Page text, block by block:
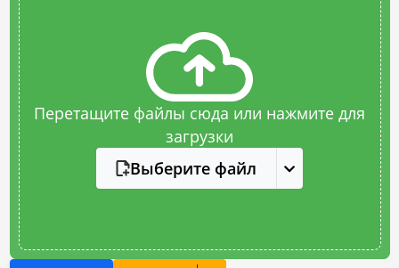
Перетащите файлы сюда или нажмите для
загрузки
Выберите файл